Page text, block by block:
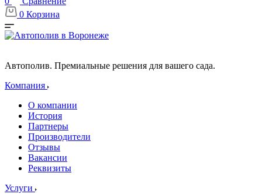
0 Корзина
Автополив. Премиальные решения для вашего сада.
Компания
О компании
История
Партнеры
Производители
Отзывы
Вакансии
Реквизиты
Услуги